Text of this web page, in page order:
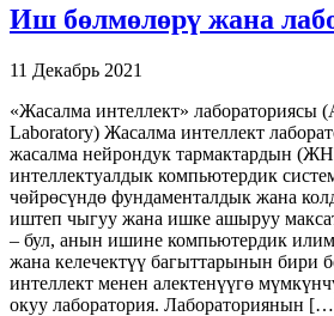
Иш бөлмөлөрү жана
11 Декабрь 2021
«Жасалма интеллект» лабораториясы
Laboratory) Жасалма интеллект
жасалма нейрондук тармактардын
интеллектуалдык компьютердик
чөйрөсүндө фундаменталдык жана
иштеп чыгуу жана ишке ашыруу
– бул, анын ишине компьютердик
жана келечектүү багыттарынын бири
интеллект менен алектенүүгө
окуу лаборатория. Лабораториянын